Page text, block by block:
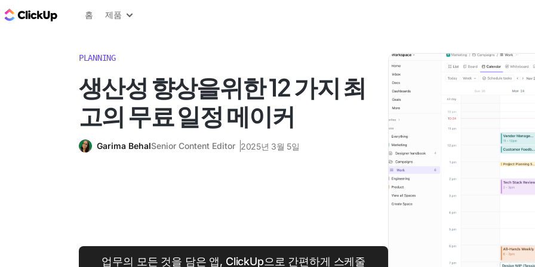
ClickUp 블로그
홈 제품
PLANNING
생산성 향상을위한 12 가지 최
고의 무료 일정 메이커
Garima BehalSenior Content Editor 2025년 3월 5일
업무의 모든 것을 담은 앱, ClickUp으로 간편하게 스케줄